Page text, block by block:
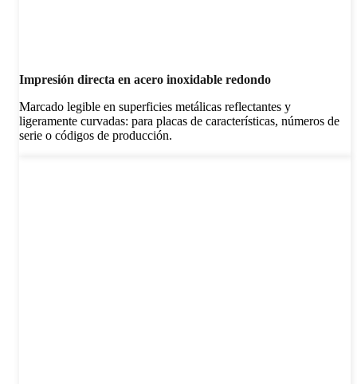
Impresión directa en acero inoxidable redondo
Marcado legible en superficies metálicas reflectantes y
ligeramente curvadas: para placas de características, números de
serie o códigos de producción.